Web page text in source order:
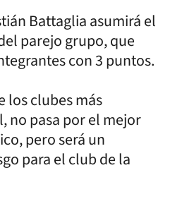
Battaglia asumirá el
parejo grupo, que
con 3 puntos.
los clubes más
no pasa por el mejor
pero será un
para el club de la